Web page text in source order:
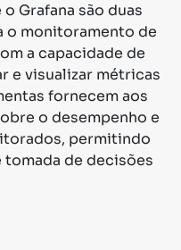
Grafana são duas
o monitoramento de
a capacidade de
e visualizar métricas
fornecem aos
o desempenho e
permitindo
tomada de decisões